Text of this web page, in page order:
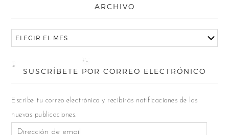
ARCHIVO
SUSCRÍBETE POR CORREO ELECTRÓNICO
Escribe tu correo electrónico y recibirás notificaciones de las
nuevas publicaciones.